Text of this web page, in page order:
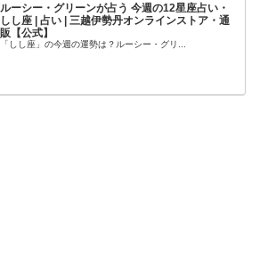
ルーシー・グリーンが占う 今週の12星座占い・
しし座 | 占い | 三越伊勢丹オンラインストア・通
販【公式】
「しし座」の今週の運勢は？ルーシー・グリ...